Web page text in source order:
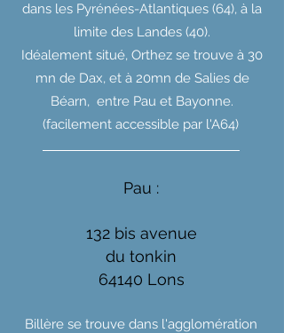
dans les Pyrénées-Atlantiques (64), à la
limite des Landes (40).
Idéalement situé, Orthez se trouve à 30
mn de Dax, et à 20mn de Salies de
Béarn, entre Pau et Bayonne.
(facilement accessible par l'A64)
Pau :
132 bis avenue
du tonkin
64140 Lons
Billère se trouve dans l'agglomération